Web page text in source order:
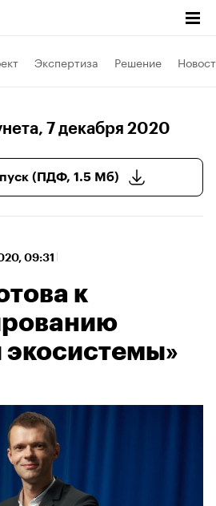
Экспертиза Решение
, 7 декабря 2020
(ПДФ, 1.5 Мб)
09:31
к